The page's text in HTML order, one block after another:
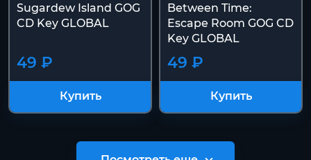
Sugardew Island GOG
CD Key GLOBAL
49 ₽
Купить
Between Time:
Escape Room GOG CD
Key GLOBAL
49 ₽
Купить